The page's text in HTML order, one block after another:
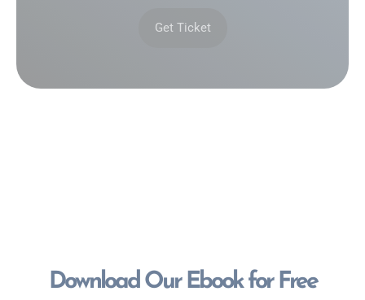
Get Ticket
Download Our Ebook for Free